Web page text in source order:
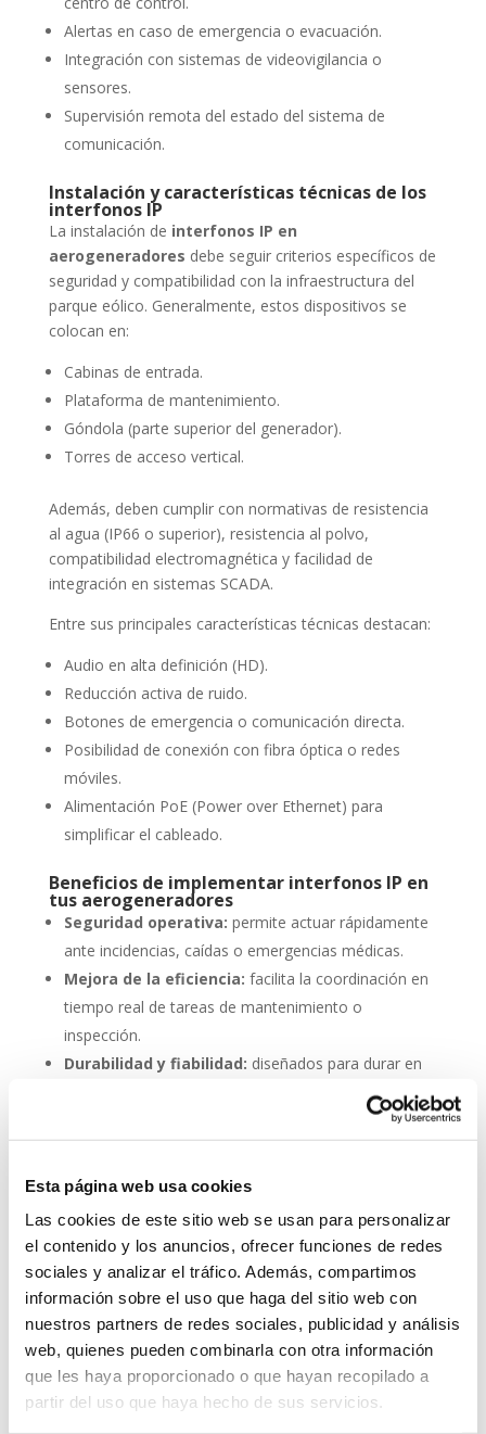
Esta página web usa cookies
Las cookies de este sitio web se usan para personalizar
el contenido y los anuncios, ofrecer funciones de redes
sociales y analizar el tráfico. Además, compartimos
información sobre el uso que haga del sitio web con
nuestros partners de redes sociales, publicidad y análisis
web, quienes pueden combinarla con otra información
que les haya proporcionado o que hayan recopilado a
partir del uso que haya hecho de sus servicios.
Alertas en caso de emergencia o evacuación.
Integración con sistemas de videovigilancia o
sensores.
Supervisión remota del estado del sistema de
comunicación.
Instalación y características técnicas de los
interfonos IP
La instalación de interfonos IP en
aerogeneradores debe seguir criterios específicos de
seguridad y compatibilidad con la infraestructura del
parque eólico. Generalmente, estos dispositivos se
colocan en:
Cabinas de entrada.
Plataforma de mantenimiento.
Góndola (parte superior del generador).
Torres de acceso vertical.
Además, deben cumplir con normativas de resistencia
al agua (IP66 o superior), resistencia al polvo,
compatibilidad electromagnética y facilidad de
integración en sistemas SCADA.
Entre sus principales características técnicas destacan:
Audio en alta definición (HD).
Reducción activa de ruido.
Botones de emergencia o comunicación directa.
Posibilidad de conexión con fibra óptica o redes
móviles.
Alimentación PoE (Power over Ethernet) para
simplificar el cableado.
Beneficios de implementar interfonos IP en
tus aerogeneradores
Seguridad operativa: permite actuar rápidamente
ante incidencias, caídas o emergencias médicas.
Mejora de la eficiencia: facilita la coordinación en
tiempo real de tareas de mantenimiento o
inspección.
Durabilidad y fiabilidad: diseñados para durar en
entornos industriales sin mantenimiento constante.
se pueden integrar fácilmente en
proyectos nuevos o existentes.
Invertir en un buen sistema de intercomunicación es
tan importante como asegurar una buena red eléctrica.
Losinterfonos IP para aerogeneradoresson una
pieza clave en la gestión moderna de parques eólicos.
System Network, tu operadora de telefonía
virtual en España
DesdeTelefonía Virtual Network, te invitamos a
que nos permitas estudiar tu caso particular. Aunque si
lo prefieres, puedes enviarnos un correo electrónico a